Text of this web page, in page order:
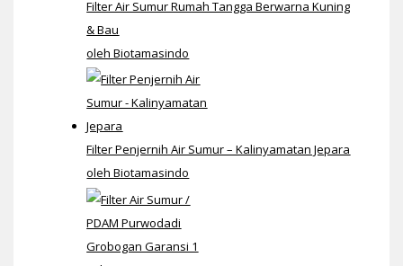
Filter Air Sumur Rumah Tangga Berwarna Kuning
& Bau
oleh Biotamasindo
Filter Penjernih Air Sumur – Kalinyamatan Jepara
oleh Biotamasindo